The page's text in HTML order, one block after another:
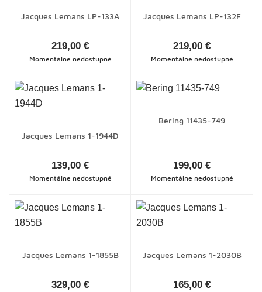
Jacques Lemans LP-133A
219,00 €
Momentálne nedostupné
Jacques Lemans LP-132F
219,00 €
Momentálne nedostupné
Jacques Lemans 1-1944D
139,00 €
Momentálne nedostupné
Bering 11435-749
199,00 €
Momentálne nedostupné
Jacques Lemans 1-1855B
329,00 €
Jacques Lemans 1-2030B
165,00 €